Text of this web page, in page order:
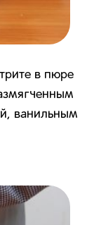
в пюре
ванильным